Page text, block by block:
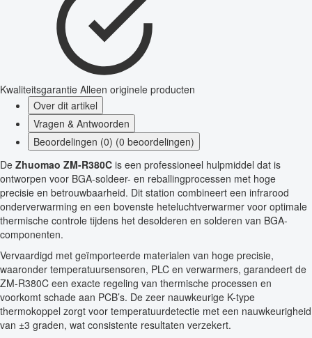
Kwaliteitsgarantie Alleen originele producten
Over dit artikel
Vragen & Antwoorden
Beoordelingen (0) (0 beoordelingen)
De Zhuomao ZM-R380C is een professioneel hulpmiddel dat is
ontworpen voor BGA-soldeer- en reballingprocessen met hoge
precisie en betrouwbaarheid. Dit station combineert een infrarood
onderverwarming en een bovenste heteluchtverwarmer voor optimale
thermische controle tijdens het desolderen en solderen van BGA-
componenten.
Vervaardigd met geïmporteerde materialen van hoge precisie,
waaronder temperatuursensoren, PLC en verwarmers, garandeert de
ZM-R380C een exacte regeling van thermische processen en
voorkomt schade aan PCB’s. De zeer nauwkeurige K-type
thermokoppel zorgt voor temperatuurdetectie met een nauwkeurigheid
van ±3 graden, wat consistente resultaten verzekert.